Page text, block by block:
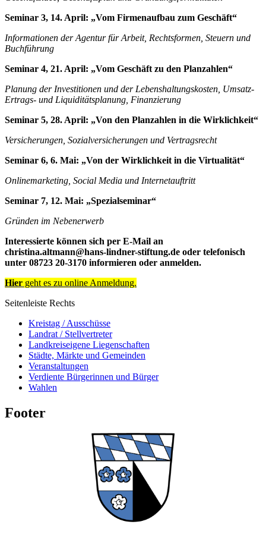
Seminar 3, 14. April: „Vom Firmenaufbau zum Geschäft“
Informationen der Agentur für Arbeit, Rechtsformen, Steuern und
Buchführung
Seminar 4, 21. April: „Vom Geschäft zu den Planzahlen“
Planung der Investitionen und der Lebenshaltungskosten, Umsatz-
Ertrags- und Liquiditätsplanung, Finanzierung
Seminar 5, 28. April: „Von den Planzahlen in die Wirklichkeit“
Versicherungen, Sozialversicherungen und Vertragsrecht
Seminar 6, 6. Mai: „Von der Wirklichkeit in die Virtualität“
Onlinemarketing, Social Media und Internetauftritt
Seminar 7, 12. Mai: „Spezialseminar“
Gründen im Nebenerwerb
Interessierte können sich per E-Mail an
christina.altmann@hans-lindner-stiftung.de oder telefonisch
unter 08723 20-3170 informieren oder anmelden.
Hier geht es zu online Anmeldung.
Seitenleiste Rechts
Kreistag / Ausschüsse
Landrat / Stellvertreter
Landkreiseigene Liegenschaften
Städte, Märkte und Gemeinden
Veranstaltungen
Verdiente Bürgerinnen und Bürger
Wahlen
Footer